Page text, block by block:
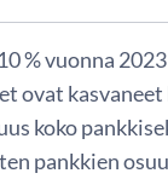
% vuonna
ovat
koko
pankkien